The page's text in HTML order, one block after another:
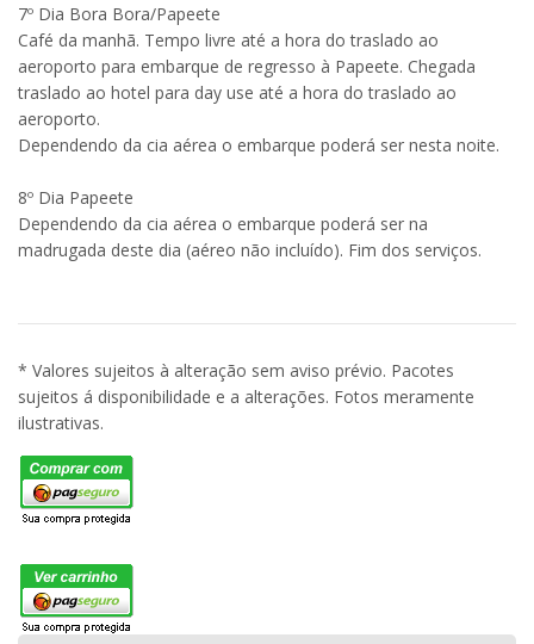
7º Dia Bora Bora/Papeete
Café da manhã. Tempo livre até a hora do traslado ao
aeroporto para embarque de regresso à Papeete. Chegada
traslado ao hotel para day use até a hora do traslado ao
aeroporto.
Dependendo da cia aérea o embarque poderá ser nesta noite.
8º Dia Papeete
Dependendo da cia aérea o embarque poderá ser na
madrugada deste dia (aéreo não incluído). Fim dos serviços.
* Valores sujeitos à alteração sem aviso prévio. Pacotes
sujeitos á disponibilidade e a alterações. Fotos meramente
ilustrativas.